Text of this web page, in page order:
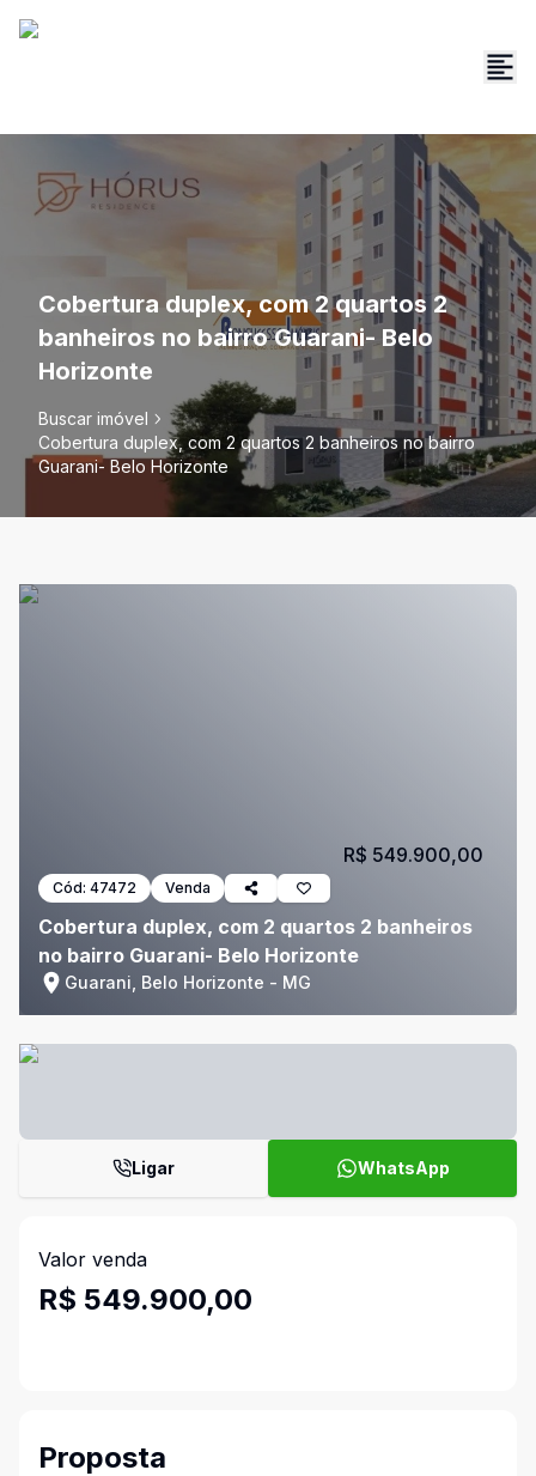
Cobertura duplex, com 2 quartos 2
banheiros no bairro Guarani- Belo
Horizonte
Buscar imóvel
Cobertura duplex, com 2 quartos 2 banheiros no bairro
Guarani- Belo Horizonte
Cód: 47472 Venda
Cobertura duplex, com 2 quartos 2 banheiros
no bairro Guarani- Belo Horizonte
Guarani, Belo Horizonte - MG
R$ 549.900,00
Ligar WhatsApp
Valor venda
R$ 549.900,00
Proposta